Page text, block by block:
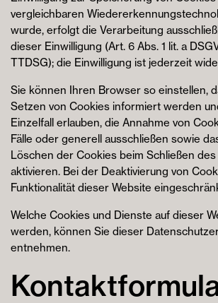
vergleichbaren
wurde, erfolgt die Verarbeitung
dieser Einwilligung (Art. 6 Abs. 1 lit. a
TTDSG); die Einwilligung ist jederzeit
Sie können Ihren Browser so einstellen,
Setzen von Cookies informiert werden
Einzelfall erlauben, die Annahme von
Fälle oder generell ausschließen sowie
Löschen der Cookies beim Schließen
aktivieren. Bei der Deaktivierung von
Funktionalität dieser Website
Welche Cookies und Dienste auf dieser
werden, können Sie dieser
entnehmen.